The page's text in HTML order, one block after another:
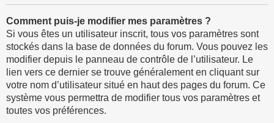
Comment puis-je modifier mes paramètres ?
Si vous êtes un utilisateur inscrit, tous vos paramètres sont
stockés dans la base de données du forum. Vous pouvez les
modifier depuis le panneau de contrôle de l’utilisateur. Le
lien vers ce dernier se trouve généralement en cliquant sur
votre nom d’utilisateur situé en haut des pages du forum. Ce
système vous permettra de modifier tous vos paramètres et
toutes vos préférences.